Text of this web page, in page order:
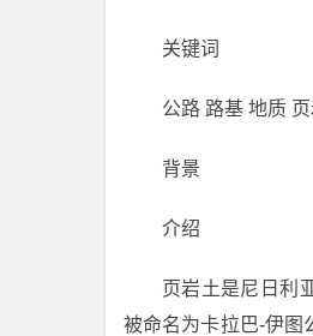
关键词
公路 路基 地质
背景
介绍
页岩土是尼日利
被命名为卡拉巴-伊图